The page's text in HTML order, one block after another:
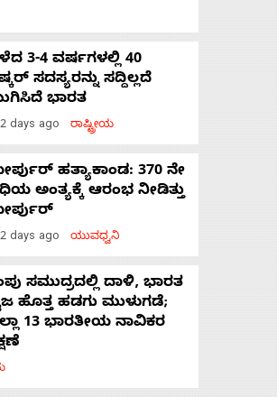
3-4 ವರ್ಷಗಳಲ್ಲಿ 40
ಸದಸ್ಯರನ್ನು ಸದ್ದಿಲ್ಲದೆ
ಭಾರತ
2 days ago ರಾಷ್ಟ್ರೀಯ
ಹತ್ಯಾಕಾಂಡ: 370 ನೇ
ಅಂತ್ಯಕ್ಕೆ ಆರಂಭ ನೀಡಿತ್ತು
2 days ago ಯುವಧ್ವನಿ
ಸಮುದ್ರದಲ್ಲಿ ದಾಳಿ, ಭಾರತ
ಹೊತ್ತ ಹಡಗು ಮುಳುಗಡೆ;
13 ಭಾರತೀಯ ನಾವಿಕರ